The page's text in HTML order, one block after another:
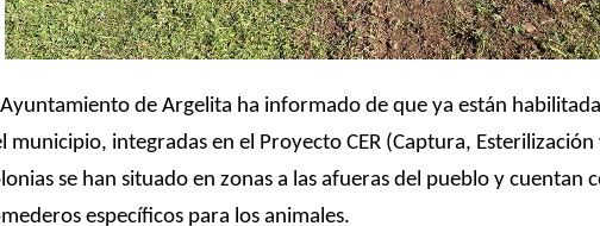
de Argelita ha informado de que ya están
municipio, integradas en el Proyecto CER (Captura, Esterilización
se han situado en zonas a las afueras del pueblo y cuentan
específicos para los animales.